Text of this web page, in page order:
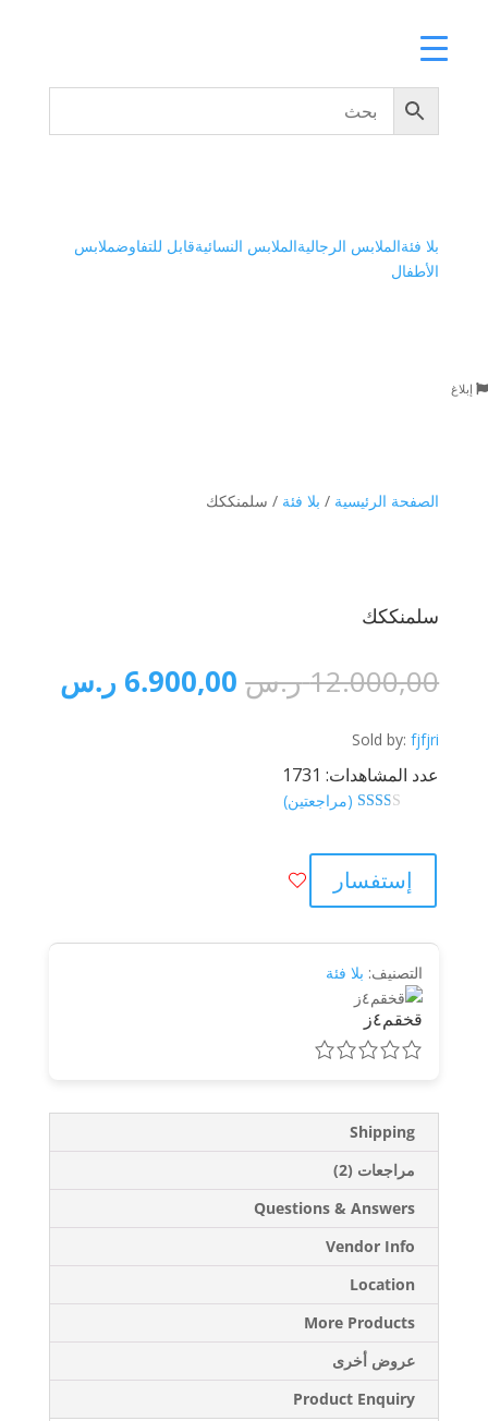
بلا فئةالملابس الرجاليةالملابس النسائيةقابل للتفاوضملابس
الأطفال
إبلاغ
الصفحة الرئيسية / بلا فئة / سلمنككك
سلمنككك
12.000,00ر.س السعر
الأصلي
6.900,00 ر.س
Sold by:fjfjri
عدد المشاهدات: 1731
م بـ
من 5
من
لاء
(مراجعتين)
إستفسار
التصنيف: بلا فئة
قخقم٤ز
Shipping
مراجعات (2)
Questions & Answers
Vendor Info
Location
More Products
عروض أخرى
Product Enquiry